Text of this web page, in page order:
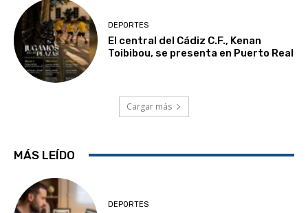
DEPORTES
El central del Cádiz C.F., Kenan
Toibibou, se presenta en Puerto Real
Cargar más
MÁS LEÍDO
DEPORTES